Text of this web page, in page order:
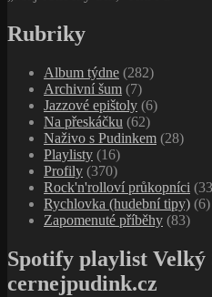
Rubriky
Album týdne (282)
Archivní šum (7)
Jazzové epištoly (6)
Na přeskáčku (62)
Naživo s Pudinkem (28)
Playlisty (16)
Profily (370)
Rock'n'rolloví průkopníci
Rychlovka (hudební tipy) (6)
Zapomenuté příběhy (83)
Spotify playlist Velký
cernejpudink.cz